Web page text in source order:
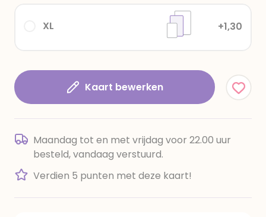
XL +1,30
Kaart bewerken
Maandag tot en met vrijdag voor 22.00 uur
besteld, vandaag verstuurd.
Verdien 5 punten met deze kaart!